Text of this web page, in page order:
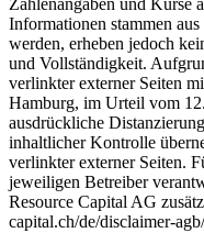
Informationen stammen
werden, erheben jedoch
und Vollständigkeit.
verlinkter externer Seiten
Hamburg, im Urteil vom
ausdrückliche
inhaltlicher Kontrolle
verlinkter externer Seiten.
jeweiligen Betreiber
Resource Capital AG
capital.ch/de/disclaimer-